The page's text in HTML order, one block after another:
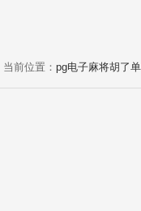
当前位置： pg电子麻将胡了